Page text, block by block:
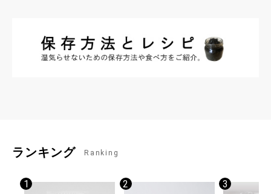
ランキング Ranking
1 2 3